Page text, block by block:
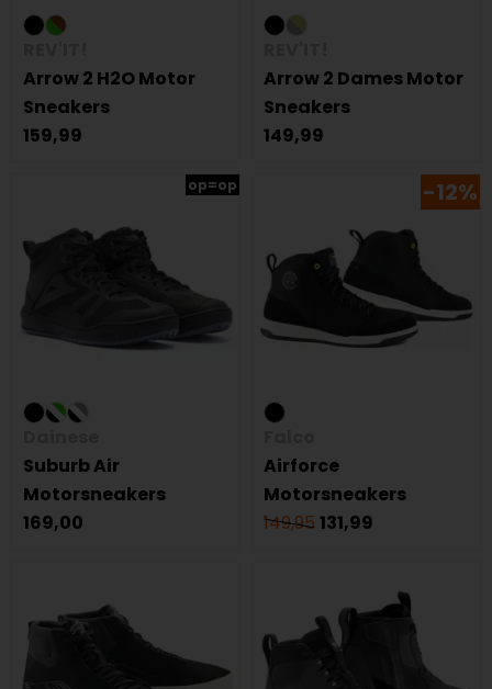
Arrow 2 H2O Motor
Sneakers
159,99
Arrow 2 Dames Motor
Sneakers
149,99
op=op
Suburb Air
Motorsneakers
169,00
-12%
Airforce
Motorsneakers
149,95 131,99